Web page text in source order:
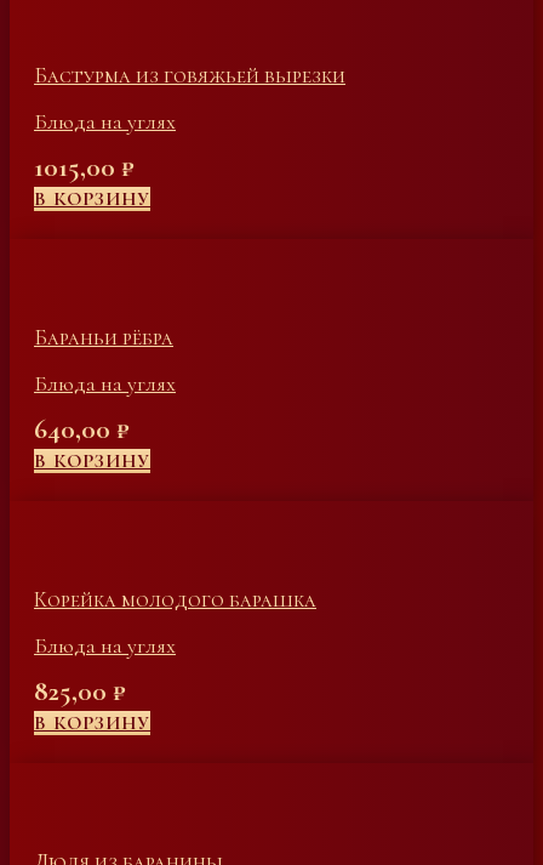
Бастурма из говяжьей вырезки
Блюда на углях
1015,00 ₽
В КОРЗИНУ
Бараньи рёбра
Блюда на углях
640,00 ₽
В КОРЗИНУ
Корейка молодого барашка
Блюда на углях
825,00 ₽
В КОРЗИНУ